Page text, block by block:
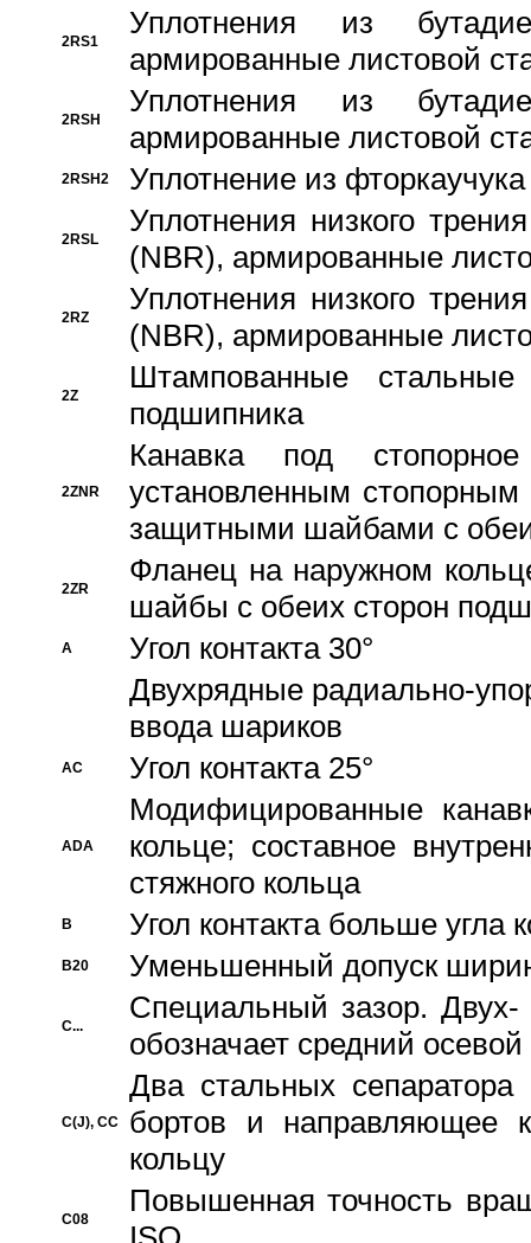
2RS1
Уплотнения из
армированные листовой
2RSH
Уплотнения из
армированные листовой
2RSH2 Уплотнение из
2RSL
Уплотнения низкого
(NBR), армированные
2RZ
Уплотнения низкого
(NBR), армированные
2Z
Штампованные
подшипника
2ZNR
Канавка под
установленным
защитными шайбами с
2ZR
Фланец на наружном
шайбы с обеих сторон
A
Угол контакта 30°
Двухрядные радиально-
ввода шариков
AC Угол контакта 25°
ADA
Модифицированные
кольце; составное
стяжного кольца
B Угол контакта больше угла
B20 Уменьшенный допуск
C...
Специальный зазор.
обозначает средний
C(J), CC
Два стальных сепаратора
бортов и направляющее
кольцу
C08
Повышенная точность